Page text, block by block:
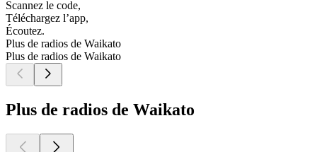
Scannez le code,
Téléchargez l’app,
Écoutez.
Plus de radios de Waikato
Plus de radios de Waikato
Plus de radios de Waikato